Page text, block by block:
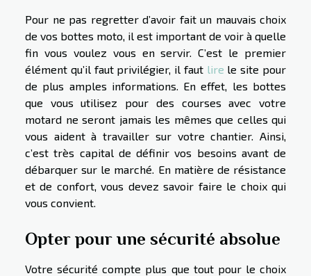
Pour ne pas regretter d’avoir fait un mauvais choix
de vos bottes moto, il est important de voir à quelle
fin vous voulez vous en servir. C’est le premier
élément qu’il faut privilégier, il faut lire le site pour
de plus amples informations. En effet, les bottes
que vous utilisez pour des courses avec votre
motard ne seront jamais les mêmes que celles qui
vous aident à travailler sur votre chantier. Ainsi,
c’est très capital de définir vos besoins avant de
débarquer sur le marché. En matière de résistance
et de confort, vous devez savoir faire le choix qui
vous convient.
Opter pour une sécurité absolue
Votre sécurité compte plus que tout pour le choix